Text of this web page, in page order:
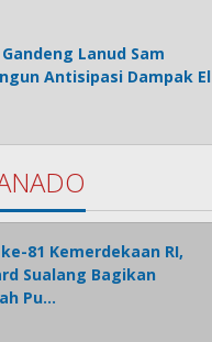
Lanud Sam
Antisipasi Dampak El
81 Kemerdekaan RI,
Sualang Bagikan
Pu…